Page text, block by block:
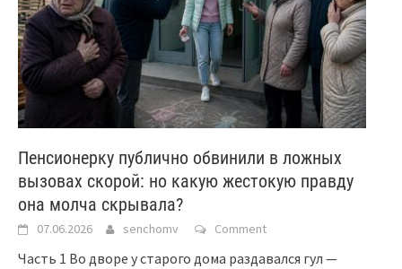
Пенсионерку публично обвинили в ложных
вызовах скорой: но какую жестокую правду
она молча скрывала?
07.06.2026 senchomv Comment
Часть 1 Во дворе у старого дома раздавался гул —